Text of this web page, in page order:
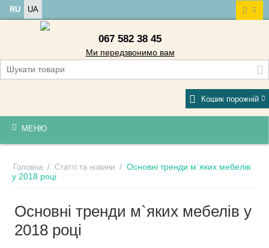
RU UA
067 582 38 45
Ми передзвонимо вам
Кошик порожній
МЕНЮ
Головна / Статті та новини / Основні тренди м`яких мебелів
у 2018 році
Основні тренди м`яких мебелів у
2018 році